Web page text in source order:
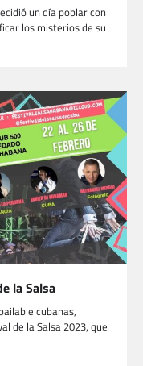
un día poblar con
los misterios de su
la Salsa
cubanas,
de la Salsa 2023, que